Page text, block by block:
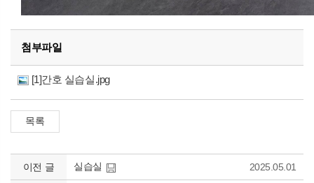
첨부파일
[1]간호 실습실.jpg
이전 글 실습실 2025.05.01